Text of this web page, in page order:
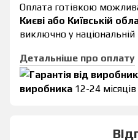
Оплата готівкою
Києві або Київській
виключно у національній
Детальніше про оплату
виробника 12-24 місяців